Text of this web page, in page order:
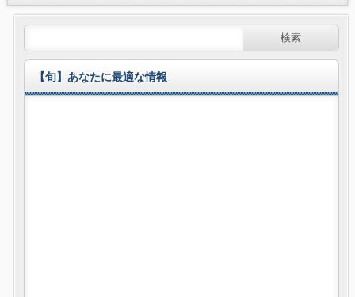
【旬】あなたに最適な情報